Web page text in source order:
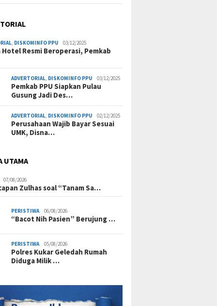
Jadi Penentu,
OPD PPU
Berikutnya
Bukan Mimpi Lagi! 23
DISKOMINFO PPU 03/12/2025
Hotel Resmi Beroperasi, Pemkab
ADVERTORIAL DISKOMINFO PPU 03/12/2025
Pemkab PPU Siapkan Pulau
Gusung Jadi Des…
ADVERTORIAL DISKOMINFO PPU 02/12/2025
Perusahaan Wajib Bayar Sesuai
UMK, Disna…
UTAMA
07/08/2026
Zulhas soal “Tanam Sa…
PERISTIWA 06/08/2026
“Bacot Nih Pasien” Berujung …
PERISTIWA 05/08/2026
Polres Kukar Geledah Rumah
Diduga Milik …